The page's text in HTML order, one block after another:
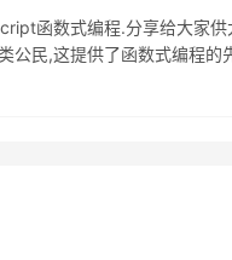
函数式编程.分享给大家
公民,这提供了函数式编程